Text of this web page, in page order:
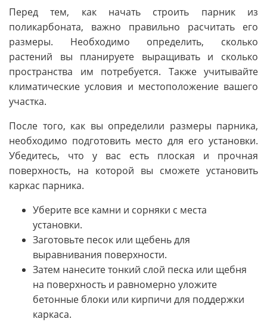
Перед тем, как начать строить парник из
поликарбоната, важно правильно расчитать его
размеры. Необходимо определить, сколько
растений вы планируете выращивать и сколько
пространства им потребуется. Также учитывайте
климатические условия и местоположение вашего
участка.
После того, как вы определили размеры парника,
необходимо подготовить место для его установки.
Убедитесь, что у вас есть плоская и прочная
поверхность, на которой вы сможете установить
каркас парника.
Уберите все камни и сорняки с места
установки.
Заготовьте песок или щебень для
выравнивания поверхности.
Затем нанесите тонкий слой песка или щебня
на поверхность и равномерно уложите
бетонные блоки или кирпичи для поддержки
каркаса.